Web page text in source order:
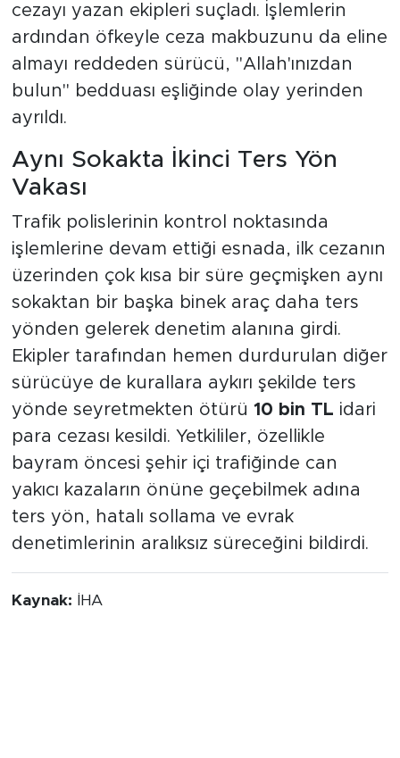
cezayı yazan ekipleri suçladı. İşlemlerin
ardından öfkeyle ceza makbuzunu da eline
almayı reddeden sürücü, "Allah'ınızdan
bulun" bedduası eşliğinde olay yerinden
ayrıldı.
Aynı Sokakta İkinci Ters Yön
Vakası
Trafik polislerinin kontrol noktasında
işlemlerine devam ettiği esnada, ilk cezanın
üzerinden çok kısa bir süre geçmişken aynı
sokaktan bir başka binek araç daha ters
yönden gelerek denetim alanına girdi.
Ekipler tarafından hemen durdurulan diğer
sürücüye de kurallara aykırı şekilde ters
yönde seyretmekten ötürü 10 bin TL idari
para cezası kesildi. Yetkililer, özellikle
bayram öncesi şehir içi trafiğinde can
yakıcı kazaların önüne geçebilmek adına
ters yön, hatalı sollama ve evrak
denetimlerinin aralıksız süreceğini bildirdi.
Kaynak: İHA